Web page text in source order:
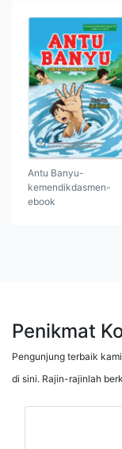
Antu Banyu-
kemendikdasmen-
ebook
Penikmat
Pengunjung terbaik
di sini. Rajin-rajinlah